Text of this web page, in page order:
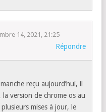
14, 2021, 21:25
Répondre
reçu aujourd’hui, il
version de chrome os au
mises à jour, le